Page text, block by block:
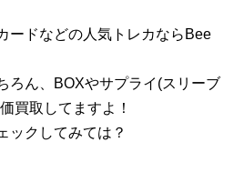
ードなどの人気トレカならBee
ろん、BOXやサプライ(スリーブ
買取してますよ！
ックしてみては？